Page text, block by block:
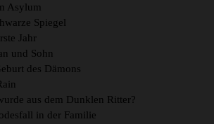
Asylum
Spiegel
Jahr
und Sohn
des Dämons
aus dem Dunklen Ritter?
in der Familie